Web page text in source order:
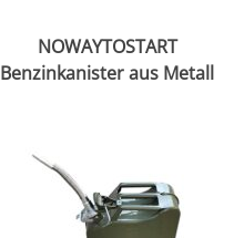
NOWAYTOSTART
Benzinkanister aus Metall